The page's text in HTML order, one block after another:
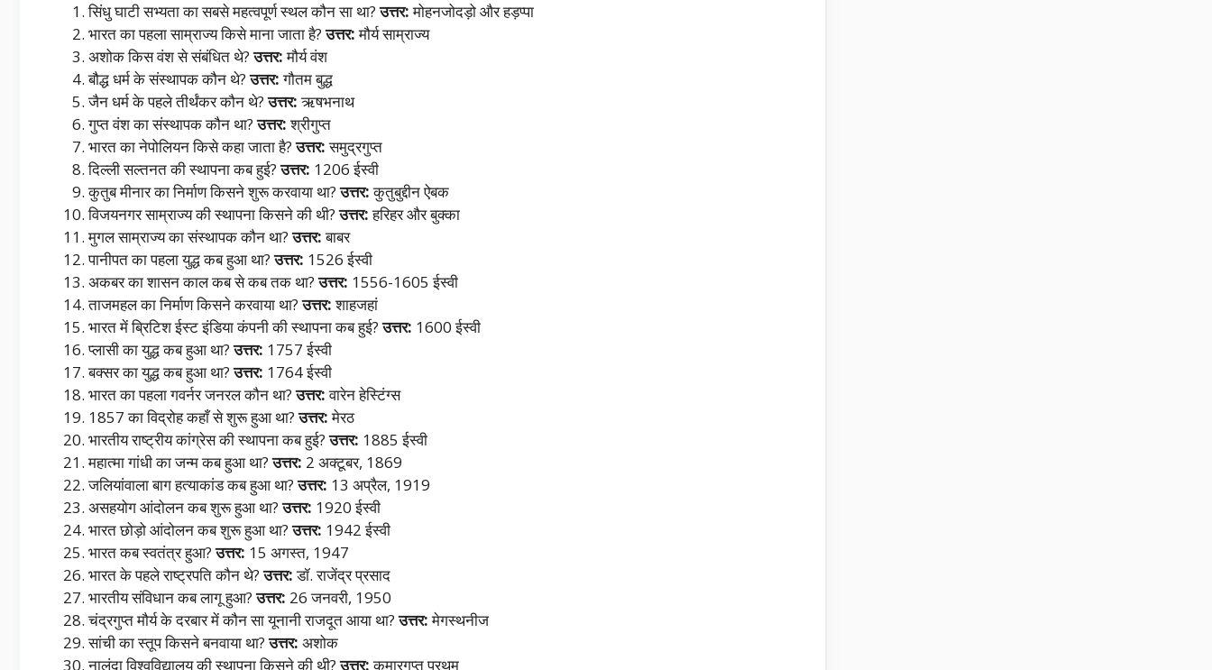
सिंधु घाटी सभ्यता का सबसे महत्वपूर्ण स्थल कौन सा था?उत्तर:मोहनजोदड़ो और हड़प्पा
भारत का पहला साम्राज्य किसे माना जाता है?उत्तर:मौर्य साम्राज्य
अशोक किस वंश से संबंधित थे?उत्तर:मौर्य वंश
बौद्ध धर्म के संस्थापक कौन थे?उत्तर:गौतम बुद्ध
जैन धर्म के पहले तीर्थंकर कौन थे?उत्तर:ऋषभनाथ
गुप्त वंश का संस्थापक कौन था?उत्तर:श्रीगुप्त
भारत का नेपोलियन किसे कहा जाता है?उत्तर:समुद्रगुप्त
दिल्ली सल्तनत की स्थापना कब हुई?उत्तर: 1206 ईस्वी
कुतुब मीनार का निर्माण किसने शुरू करवाया था?उत्तर:कुतुबुद्दीन ऐबक
विजयनगर साम्राज्य की स्थापना किसने की थी?उत्तर:हरिहर और बुक्का
मुगल साम्राज्य का संस्थापक कौन था?उत्तर:बाबर
पानीपत का पहला युद्ध कब हुआ था?उत्तर: 1526 ईस्वी
अकबर का शासन काल कब से कब तक था?उत्तर: 1556-1605 ईस्वी
ताजमहल का निर्माण किसने करवाया था?उत्तर:शाहजहां
भारत में ब्रिटिश ईस्ट इंडिया कंपनी की स्थापना कब हुई?उत्तर: 1600 ईस्वी
प्लासी का युद्ध कब हुआ था?उत्तर: 1757 ईस्वी
बक्सर का युद्ध कब हुआ था?उत्तर: 1764 ईस्वी
भारत का पहला गवर्नर जनरल कौन था?उत्तर:वारेन हेस्टिंग्स
1857 का विद्रोह कहाँ से शुरू हुआ था?उत्तर:मेरठ
भारतीय राष्ट्रीय कांग्रेस की स्थापना कब हुई?उत्तर: 1885 ईस्वी
महात्मा गांधी का जन्म कब हुआ था?उत्तर: 2 अक्टूबर, 1869
जलियांवाला बाग हत्याकांड कब हुआ था?उत्तर: 13 अप्रैल, 1919
असहयोग आंदोलन कब शुरू हुआ था?उत्तर: 1920 ईस्वी
भारत छोड़ो आंदोलन कब शुरू हुआ था?उत्तर: 1942 ईस्वी
भारत कब स्वतंत्र हुआ?उत्तर: 15 अगस्त, 1947
भारत के पहले राष्ट्रपति कौन थे?उत्तर:डॉ. राजेंद्र प्रसाद
भारतीय संविधान कब लागू हुआ?उत्तर: 26 जनवरी, 1950
चंद्रगुप्त मौर्य के दरबार में कौन सा यूनानी राजदूत आया था?उत्तर:मेगस्थनीज
सांची का स्तूप किसने बनवाया था?उत्तर: अशोक
नालंदा विश्वविद्यालय की स्थापना किसने की थी?उत्तर:कुमारगुप्त प्रथम